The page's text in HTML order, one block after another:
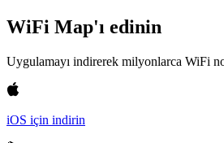
WiFi Map'ı edinin
Uygulamayı indirerek milyonlarca WiFi
iOS için indirin